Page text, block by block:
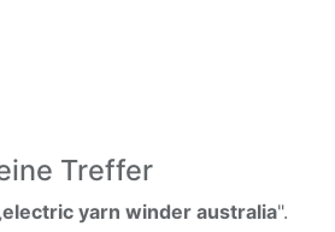
Treffer
electric yarn winder australia".